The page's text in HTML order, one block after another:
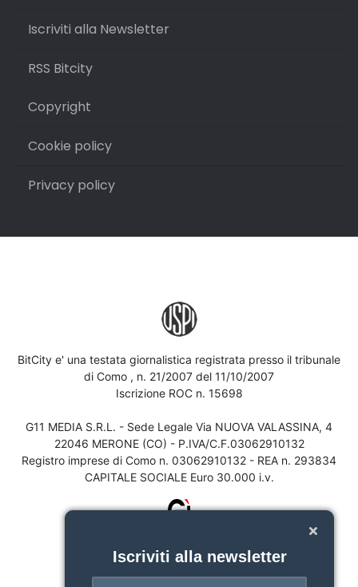
Iscriviti alla Newsletter
RSS Bitcity
Copyright
Cookie policy
Privacy policy
BitCity e' una testata giornalistica registrata presso il tribunale
di Como , n. 21/2007 del 11/10/2007
Iscrizione ROC n. 15698
G11 MEDIA S.R.L. - Sede Legale Via NUOVA VALASSINA, 4
22046 MERONE (CO) - P.IVA/C.F.03062910132
Registro imprese di Como n. 03062910132 - REA n. 293834
CAPITALE SOCIALE Euro 30.000 i.v.
Iscriviti alla newsletter